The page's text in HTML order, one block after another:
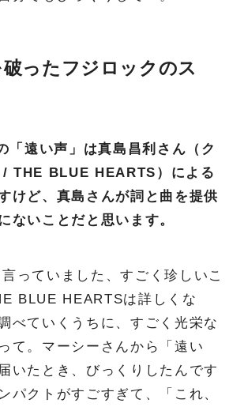
破ったフジロックのス
「遠い声」は真島昌利さん（ク
/ THE BLUE HEARTS）による
けど、真島さんが詞と曲を提供
ないことだと思います。
っていました、すごく珍しいこ
BLUE HEARTSは詳しくな
べていくうちに、すごく光栄な
て。マーシーさんから「遠い
いたとき、びっくりしたんです
パクトがすごすぎて、「これ、